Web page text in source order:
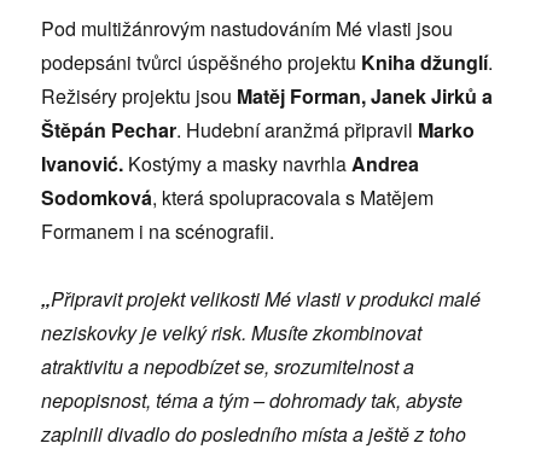
Pod multižánrovým nastudováním Mé vlasti jsou
podepsáni tvůrci úspěšného projektu Kniha džunglí.
Režiséry projektu jsou Matěj Forman, Janek Jirků a
Štěpán Pechar. Hudební aranžmá připravil Marko
Ivanović. Kostýmy a masky navrhlaAndrea
Sodomková, která spolupracovala s Matějem
Formanem i na scénografii.
„Připravit projekt velikosti Mé vlasti v produkci malé
neziskovky je velký risk. Musíte zkombinovat
atraktivitu a nepodbízet se, srozumitelnost a
nepopisnost, téma a tým – dohromady tak, abyste
zaplnili divadlo do posledního místa a ještě z toho